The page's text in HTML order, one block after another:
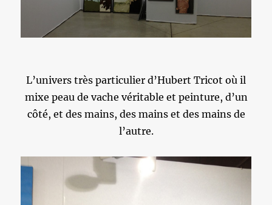
L’univers très particulier d’Hubert Tricot où il
mixe peau de vache véritable et peinture, d’un
côté, et des mains, des mains et des mains de
l’autre.